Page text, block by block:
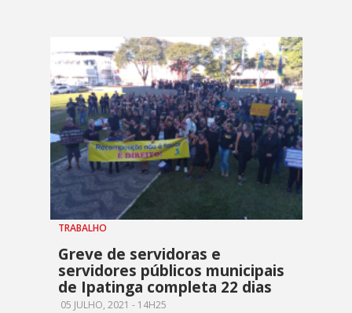
TRABALHO
Greve de servidoras e
servidores públicos municipais
de Ipatinga completa 22 dias
05 JULHO, 2021 - 14H25